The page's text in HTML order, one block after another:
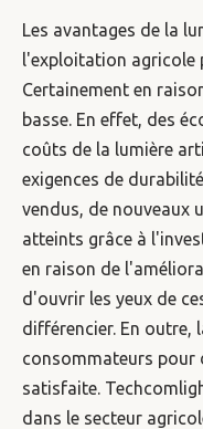
Les avantages de la
l'exploitation agricole
Certainement en
basse. En effet, des
coûts de la lumière
exigences de
vendus, de nouveaux
atteints grâce à
en raison de
d'ouvrir les yeux de
différencier. En outre,
consommateurs pour
satisfaite.
dans le secteur